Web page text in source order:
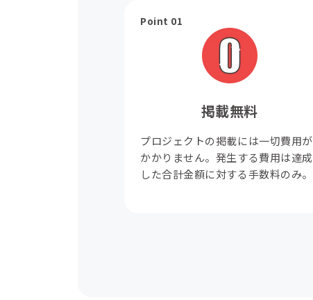
Point 01
掲載無料
プロジェクトの掲載には一切費用が
かかりません。発生する費用は達成
した合計金額に対する手数料のみ。